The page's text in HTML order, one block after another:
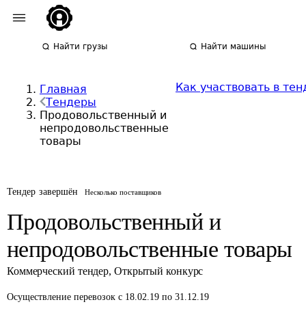
Найти грузы Найти машины
Главная
Тендеры
Продовольственный и
непродовольственные
товары
Как участвовать в
Тендер завершён Несколько поставщиков
Продовольственный и
непродовольственные товары
Коммерческий тендер, Открытый конкурс
Осуществление перевозок с 18.02.19 по 31.12.19